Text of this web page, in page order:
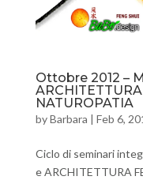
Ottobre 2012 –
NATUROPATIA
byBarbara | Feb 6,
Ciclo di seminari
e ARCHITETTURA